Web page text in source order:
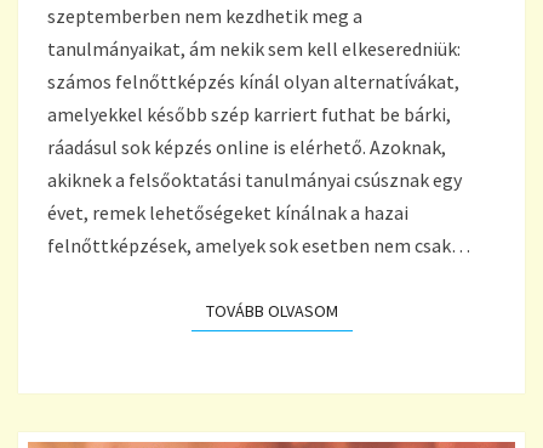
szeptemberben nem kezdhetik meg a
tanulmányaikat, ám nekik sem kell elkeseredniük:
számos felnőttképzés kínál olyan alternatívákat,
amelyekkel később szép karriert futhat be bárki,
ráadásul sok képzés online is elérhető. Azoknak,
akiknek a felsőoktatási tanulmányai csúsznak egy
évet, remek lehetőségeket kínálnak a hazai
felnőttképzések, amelyek sok esetben nem csak…
TOVÁBB OLVASOMTOVÁBB OLVASOM